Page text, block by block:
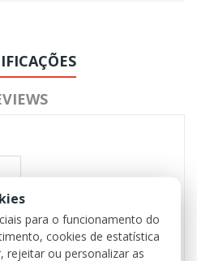
para o funcionamento do
cookies de estatística
rejeitar ou personalizar as